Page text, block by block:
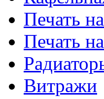
Печать
Печать
Витражи